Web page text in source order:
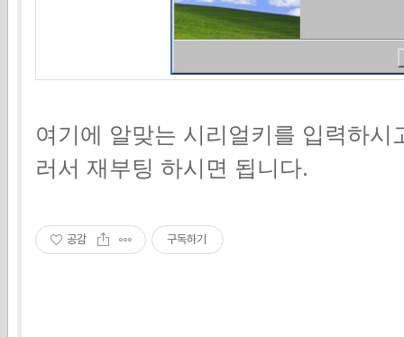
여기에 알맞는 시리얼키를 입력하
러서 재부팅 하시면 됩니다.
공감 구독하기